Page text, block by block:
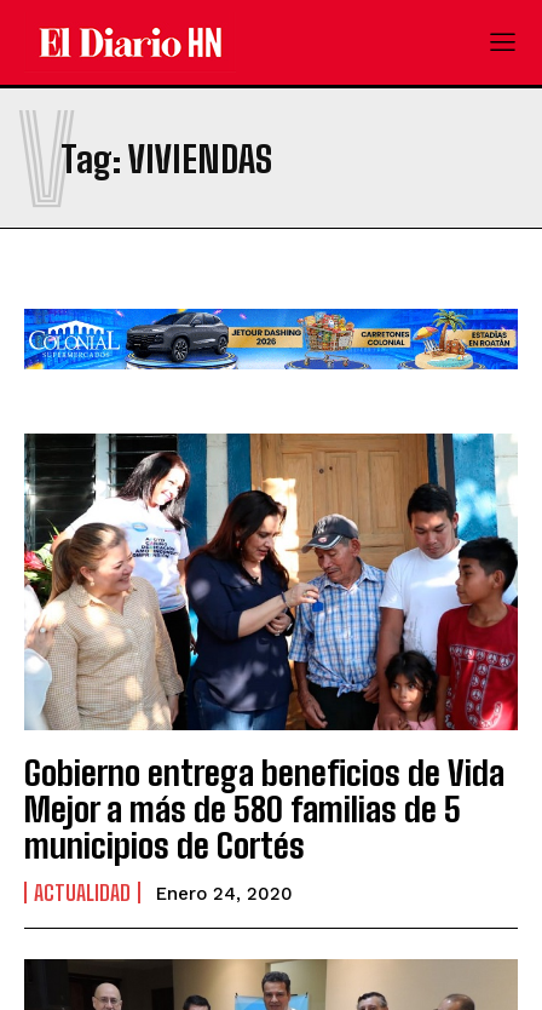
Tag:VIVIENDAS
V
Gobierno entrega beneficios de Vida
Mejor a más de 580 familias de 5
municipios de Cortés
ACTUALIDAD Enero 24, 2020